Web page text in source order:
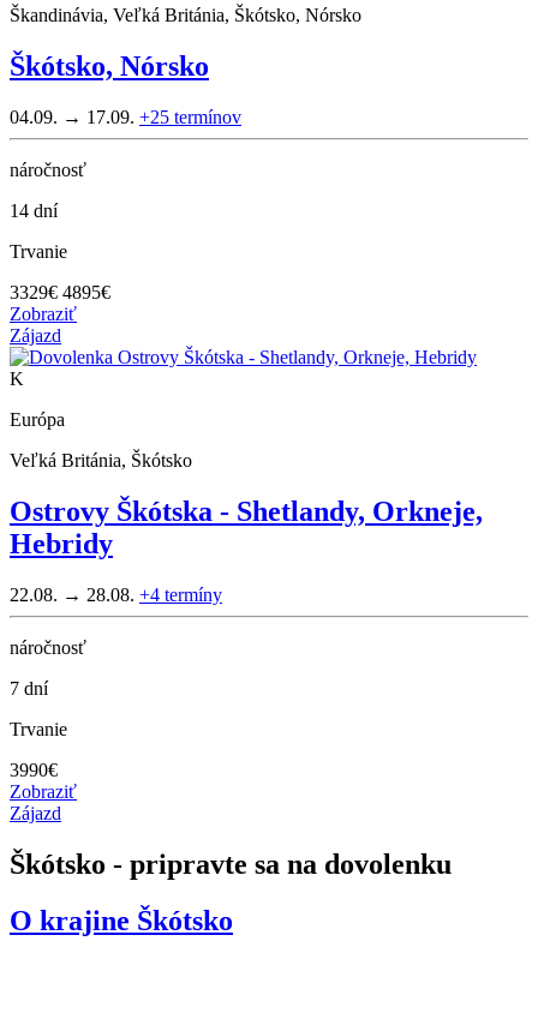
Škandinávia, Veľká Británia, Škótsko, Nórsko
Škótsko, Nórsko
04.09. → 17.09. +25 termínov
náročnosť
14 dní
Trvanie
3329€ 4895€
Zobraziť
Zájazd
K
Európa
Veľká Británia, Škótsko
Ostrovy Škótska - Shetlandy, Orkneje,
Hebridy
22.08. → 28.08. +4 termíny
náročnosť
7 dní
Trvanie
3990€
Zobraziť
Zájazd
Škótsko - pripravte sa na dovolenku
O krajine Škótsko